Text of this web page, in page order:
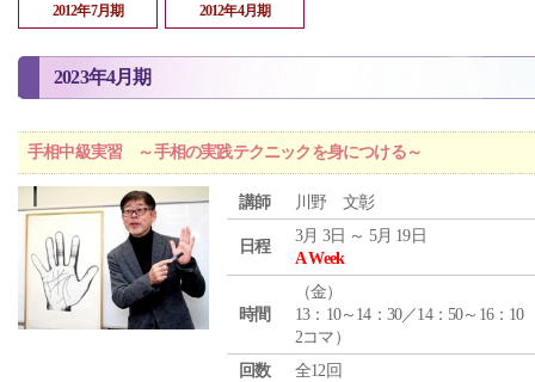
2012年7月期 2012年4月期
2023年4月期
手相中級実習 ～手相の実践テクニックを身につける～
講師 川野 文彰
日程
3月 3日 ～ 5月 19日
A Week
時間
（金）
13：10～14：30／14：50～16：10
2コマ）
回数
全12回